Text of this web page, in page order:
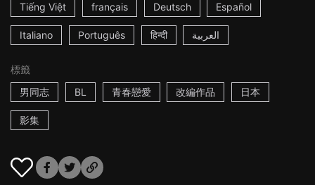
Tiếng Việt français Deutsch Español
Italiano Português हिन्दी العربية
標籤
男同志
BL 青春戀愛 改編作品 日本
影集